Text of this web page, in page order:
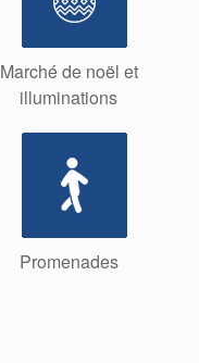
Marché de noël et
illuminations
Promenades